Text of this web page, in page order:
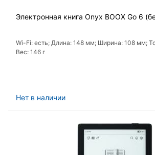
Электронная книга Onyx BOOX Go 6
Wi-Fi: есть; Длина: 148 мм; Ширина: 108 мм;
Вес: 146 г
Нет в наличии